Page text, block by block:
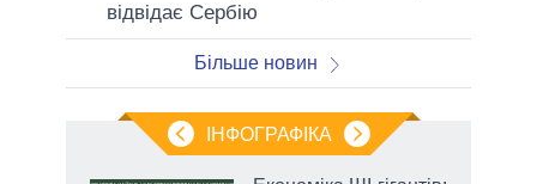
відвідає Сербію
Більше новин
ІНФОГРАФІКА